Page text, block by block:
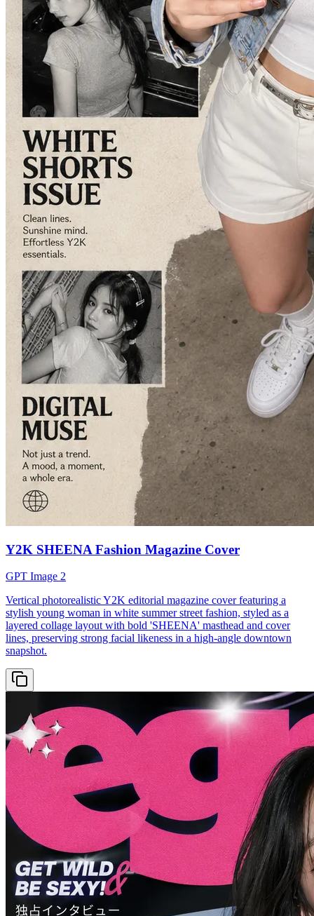
Y2K SHEENA Fashion Magazine Cover
GPT Image 2
Vertical photorealistic Y2K editorial magazine cover featuring a
stylish young woman in white summer street fashion, styled as a
layered collage layout with bold 'SHEENA' masthead and cover
lines, preserving strong facial likeness in a high-angle downtown
snapshot.